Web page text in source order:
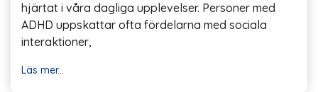
hjärtat i våra dagliga upplevelser. Personer med
ADHD uppskattar ofta fördelarna med sociala
interaktioner,
Läs mer...